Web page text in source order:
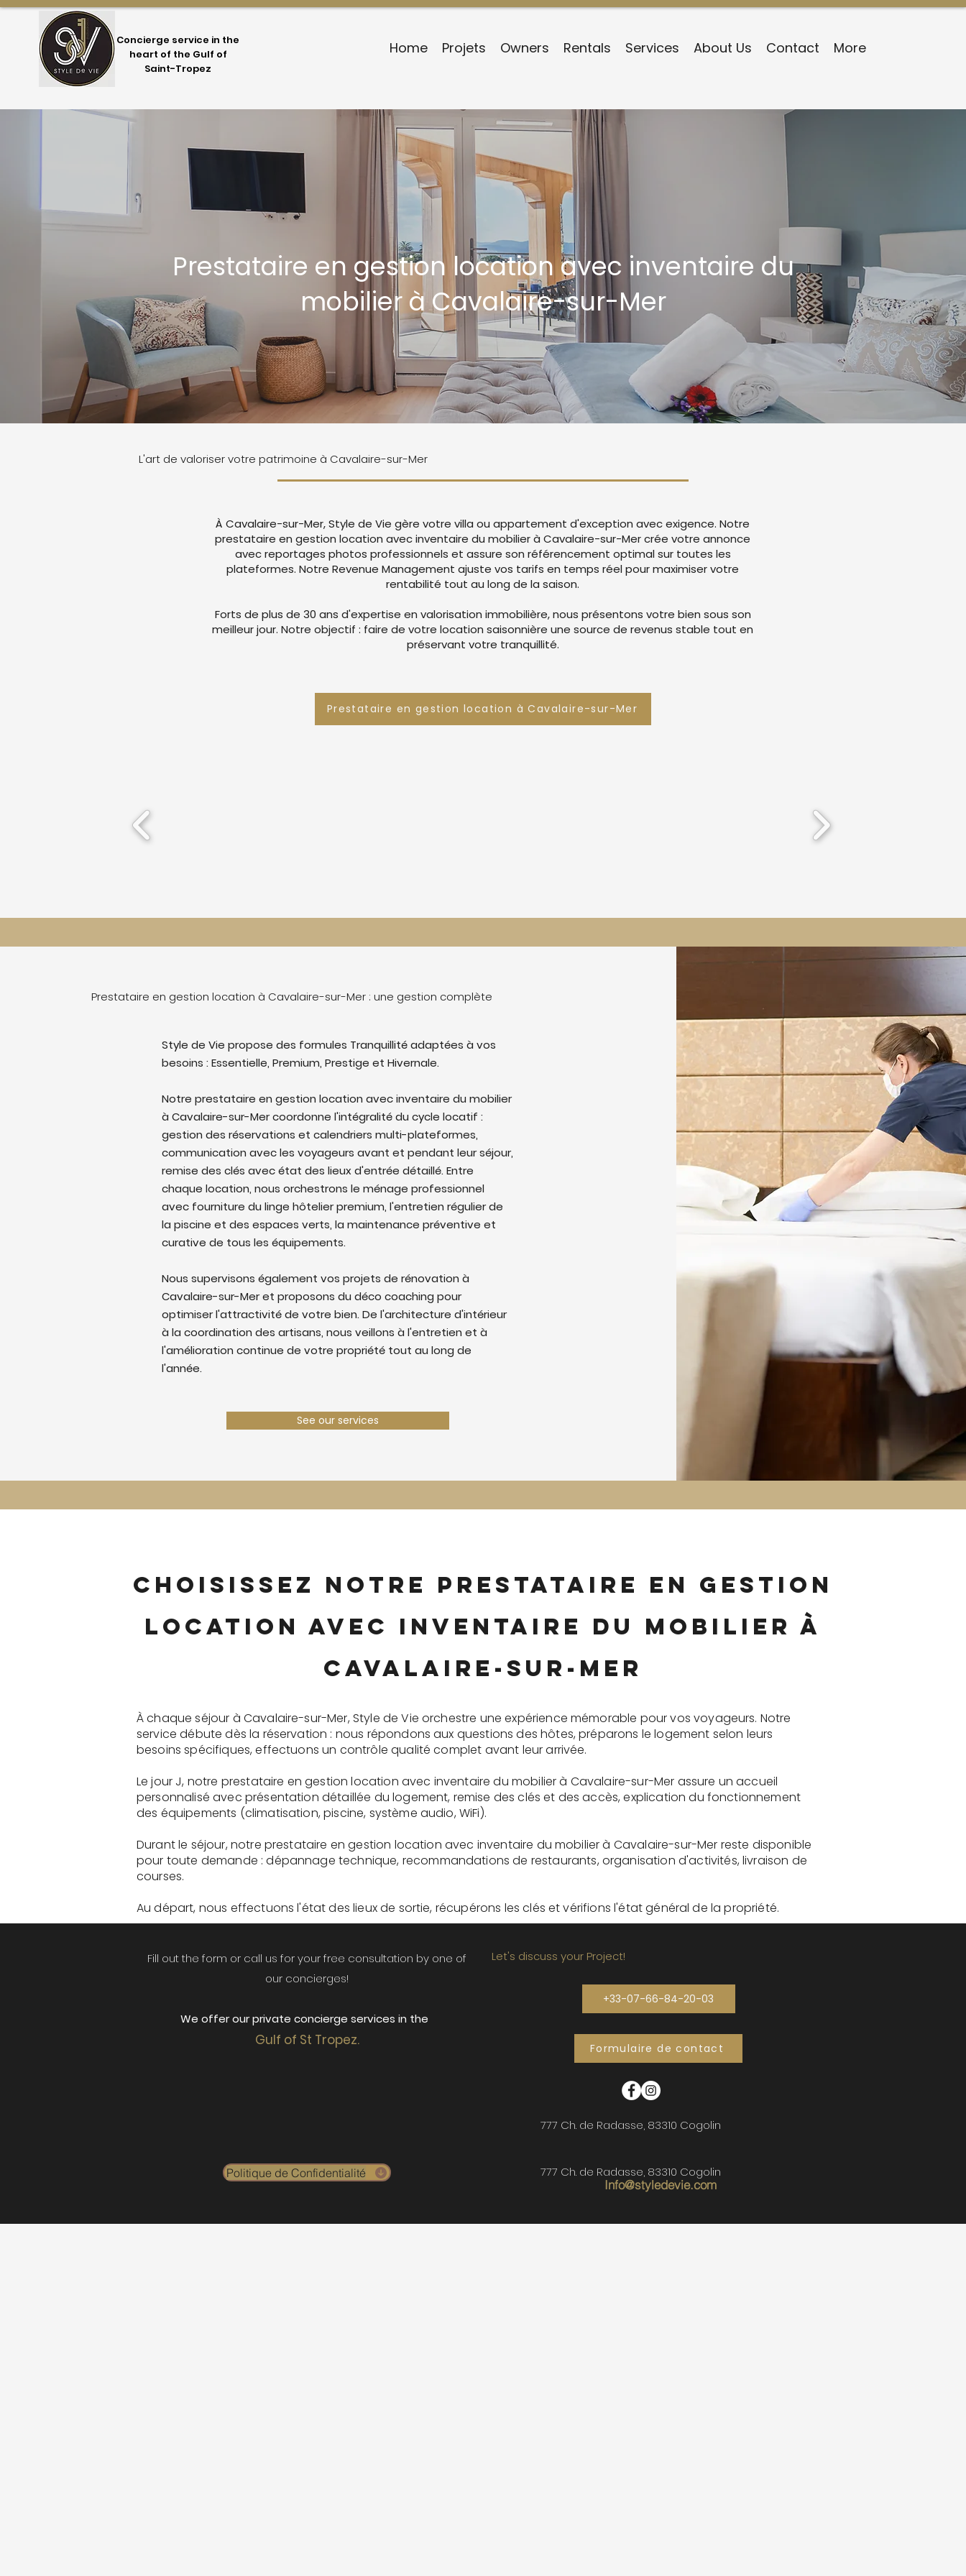
Concierge service in the
heart of the Gulf of
Saint-Tropez
Home Projets Owners Rentals Services About Us Contact More
Prestataire en gestion location avec inventaire du
mobilier à Cavalaire-sur-Mer
L'art de valoriser votre patrimoine à Cavalaire-sur-Mer
À Cavalaire-sur-Mer, Style de Vie gère votre villa ou appartement d'exception avec exigence. Notre
prestataire en gestion location avec inventaire du mobilier à Cavalaire-sur-Mer crée votre annonce
avec reportages photos professionnels et assure son référencement optimal sur toutes les
plateformes. Notre Revenue Management ajuste vos tarifs en temps réel pour maximiser votre
rentabilité tout au long de la saison.
Forts de plus de 30 ans d'expertise en valorisation immobilière, nous présentons votre bien sous son
meilleur jour. Notre objectif : faire de votre location saisonnière une source de revenus stable tout en
préservant votre tranquillité.
Prestataire en gestion location à Cavalaire-sur-Mer
Prestataire en gestion location à Cavalaire-sur-Mer : une gestion complète
Style de Vie propose des formules Tranquillité adaptées à vos
besoins : Essentielle, Premium, Prestige et Hivernale.
Notre prestataire en gestion location avec inventaire du mobilier
à Cavalaire-sur-Mer coordonne l'intégralité du cycle locatif :
gestion des réservations et calendriers multi-plateformes,
communication avec les voyageurs avant et pendant leur séjour,
remise des clés avec état des lieux d'entrée détaillé. Entre
chaque location, nous orchestrons le ménage professionnel
avec fourniture du linge hôtelier premium, l'entretien régulier de
la piscine et des espaces verts, la maintenance préventive et
curative de tous les équipements.
Nous supervisons également vos projets de rénovation à
Cavalaire-sur-Mer et proposons du déco coaching pour
optimiser l'attractivité de votre bien. De l'architecture d'intérieur
à la coordination des artisans, nous veillons à l'entretien et à
l'amélioration continue de votre propriété tout au long de
l'année.
See our services
Choisissez notre prestataire en gestion
location avec inventaire du mobilier à
Cavalaire-sur-Mer
À chaque séjour à Cavalaire-sur-Mer, Style de Vie orchestre une expérience mémorable pour vos voyageurs. Notre
service débute dès la réservation : nous répondons aux questions des hôtes, préparons le logement selon leurs
besoins spécifiques, effectuons un contrôle qualité complet avant leur arrivée.
Le jour J, notre prestataire en gestion location avec inventaire du mobilier à Cavalaire-sur-Mer assure un accueil
personnalisé avec présentation détaillée du logement, remise des clés et des accès, explication du fonctionnement
des équipements (climatisation, piscine, système audio, WiFi).
Durant le séjour, notre prestataire en gestion location avec inventaire du mobilier à Cavalaire-sur-Mer reste disponible
pour toute demande : dépannage technique, recommandations de restaurants, organisation d'activités, livraison de
courses.
Au départ, nous effectuons l'état des lieux de sortie, récupérons les clés et vérifions l'état général de la propriété.
Fill out the form or call us for your free consultation by one of
our concierges!
We offer our private concierge services in the
Gulf of St Tropez.
Politique de Confidentialité
Let's discuss your Project!
+33-07-66-84-20-03
Formulaire de contact
777 Ch. de Radasse, 83310 Cogolin
Info@styledevie.com
777 Ch. de Radasse, 83310 Cogolin